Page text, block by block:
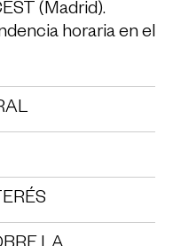
(Madrid).
horaria en el